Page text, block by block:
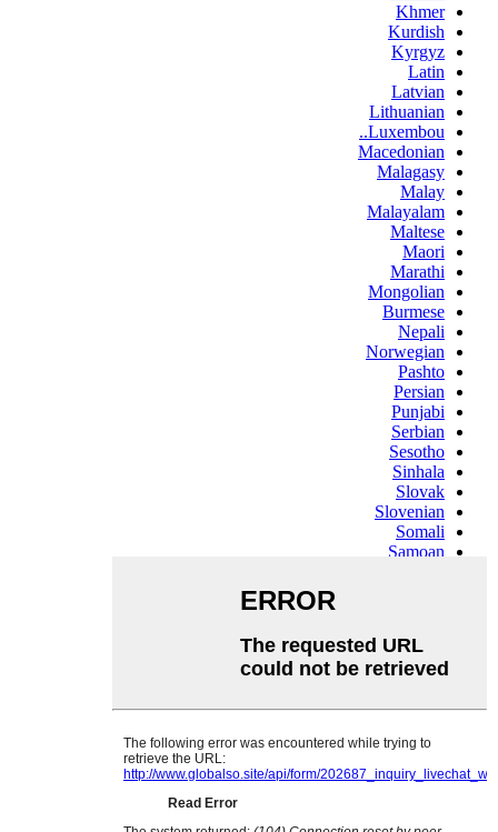
Khmer
Kurdish
Kyrgyz
Latin
Latvian
Lithuanian
Luxembou..
Macedonian
Malagasy
Malay
Malayalam
Maltese
Maori
Marathi
Mongolian
Burmese
Nepali
Norwegian
Pashto
Persian
Punjabi
Serbian
Sesotho
Sinhala
Slovak
Slovenian
Somali
Samoan
Swahili
Tajik
Telugu
Ukrainian
Urdu